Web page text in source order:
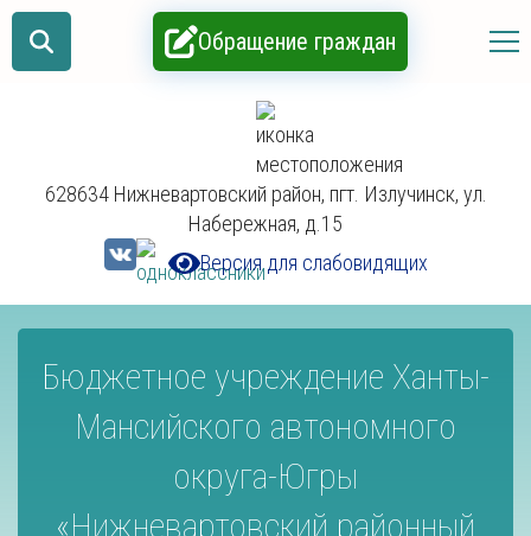
628634 Нижневартовский район, пгт. Излучинск, ул.
Набережная, д.15
Версия для слабовидящих
Бюджетное учреждение Ханты-
Мансийского автономного
округа-Югры
«Нижневартовский районный
Обращение граждан